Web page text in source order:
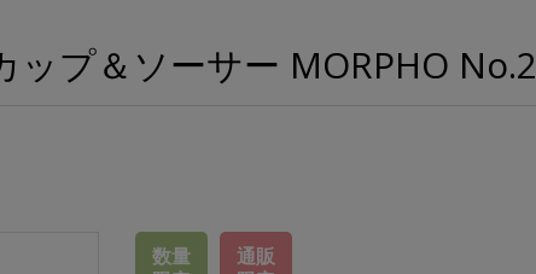
ップ＆ソーサー MORPHO No.2
数量
通販